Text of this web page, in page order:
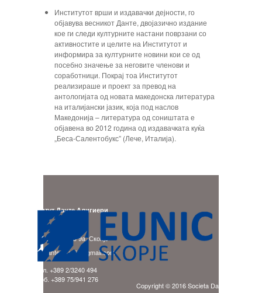
Институтот врши и издавачки дејности, го
објавува весникот Данте, двојазично издание
кое ги следи културните настани поврзани со
активностите и целите на Институтот и
информира за културните новини кои се од
посебно значење за неговите членови и
соработници. Покрај тоа Институтот
реализираше и проект за превод на
антологијата од новата македонска литература
на италијански јазик, која под наслов
Македонија – литература од соништата е
објавена во 2012 година од издавачката куќа
„Беса-Салентобукс” (Лече, Италија).
Copyright © 2016 Societa Dante Alighieri
Институт Данте Алигиери
бул. Гоце Делчев 9a, Скопје
E-mail: ladante.skopje@gmail.com
тел. +389 2/3240 494
моб. +389 75/941 276